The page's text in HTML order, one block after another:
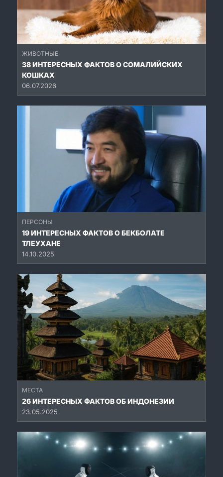
ЖИВОТНЫЕ
38 ИНТЕРЕСНЫХ ФАКТОВ О СОМАЛИЙСКИХ
КОШКАХ
06.07.2026
ПЕРСОНЫ
19 ИНТЕРЕСНЫХ ФАКТОВ О БЕКБОЛАТЕ
ТЛЕУХАНЕ
14.10.2025
МЕСТА
26 ИНТЕРЕСНЫХ ФАКТОВ ОБ ИНДОНЕЗИИ
23.05.2025